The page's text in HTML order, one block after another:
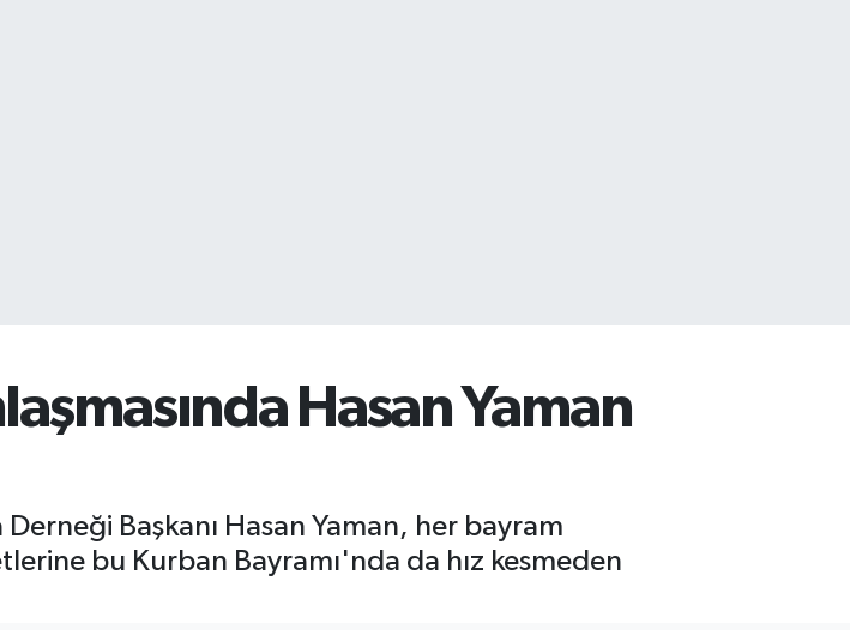
Hasan Yaman
Başkanı Hasan Yaman, her bayram
bu Kurban Bayramı'nda da hız kesmeden